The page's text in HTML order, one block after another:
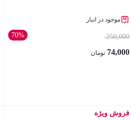
موجود در انبار
70% 250,000
74,000 تومان
بستن
فروش ویژه